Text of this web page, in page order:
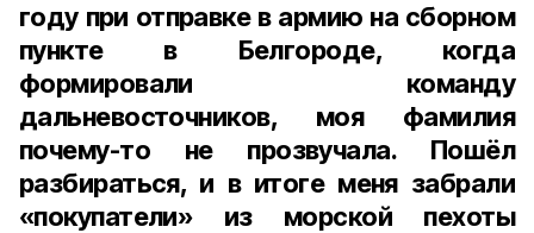
году при отправке в армию на сборном
пункте в Белгороде, когда
формировали команду
дальневосточников, моя фамилия
почему-то не прозвучала. Пошёл
разбираться, и в итоге меня забрали
«покупатели» из морской пехоты